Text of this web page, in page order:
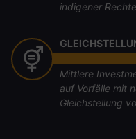
indigener Rechte
Mittlere
auf Vorfälle mit
Gleichstellung